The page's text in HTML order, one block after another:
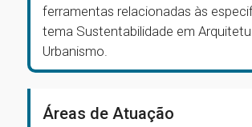
ferramentas relacionadas às
tema Sustentabilidade em
Urbanismo.
Áreas de Atuação